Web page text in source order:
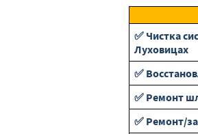
✅ Чистка
Луховицах
✅
✅ Ремонт
✅ Ремонт/